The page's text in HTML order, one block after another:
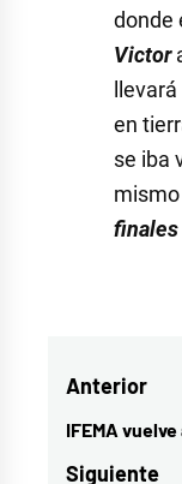
donde
Victor
en
se iba
finales
cine,
de
entradas
Anterior
Entrada
anterior:
IFEMA
Siguiente